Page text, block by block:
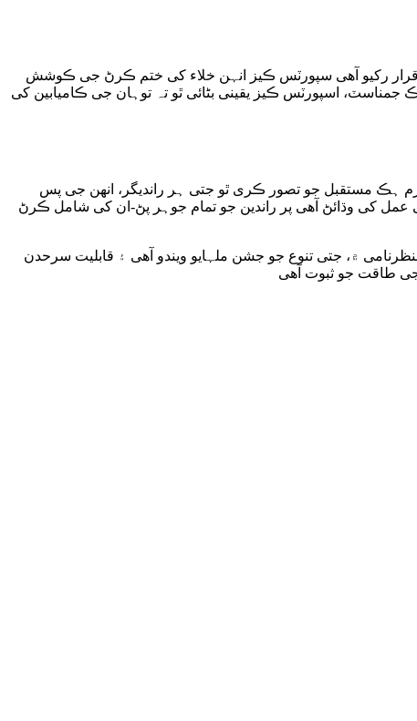
رکیو آھی سپورٽس ڪیز انہن خلاء کی ختم ڪرڻ جی ڪوشش
جمناسٽ، اسپورٽس ڪیز یقینی بڻائی ٿو تہ توہان جی ڪامیابین کی
ہڪ مستقبل جو تصور ڪری ٿو جتی ہر راندیگر، انھن جی پس
کی وڌائڻ آھی پر راندین جو تمام جوہر پڻ-ان کی شامل ڪرڻ
۾، جتی تنوع جو جشن ملہایو ویندو آھی ۽ قابلیت سرحدن
طاقت جو ثبوت آھی